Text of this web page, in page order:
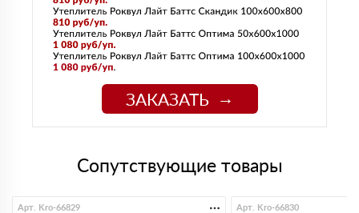
ЗАКАЗАТЬ
Сопутствующие товары
Арт. Kro-66829 Арт. Kro-66830